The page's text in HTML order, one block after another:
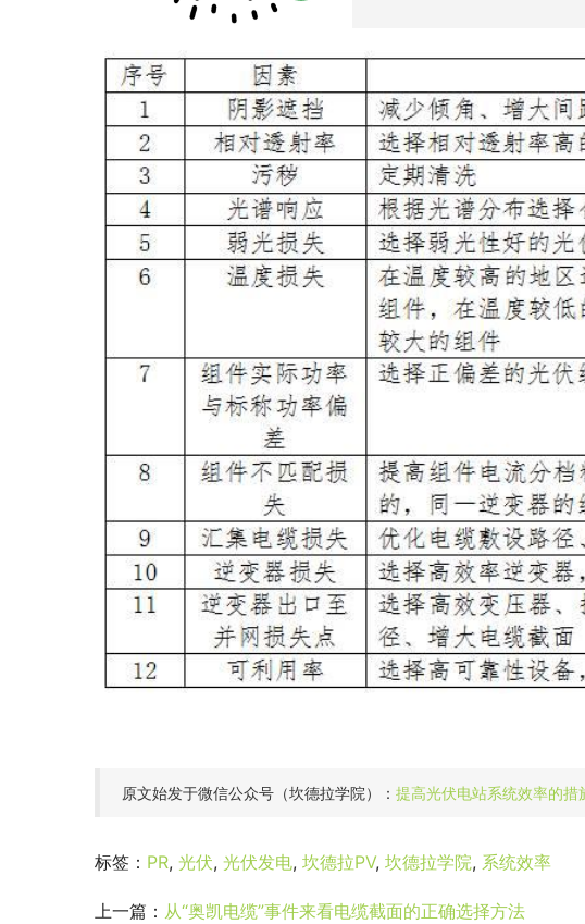
原文始发于微信公众号（坎德拉学院）： 提高光伏电站系统效率的措
标签： PR, 光伏, 光伏发电, 坎德拉PV, 坎德拉学院, 系统效率
上一篇： 从“奥凯电缆”事件来看电缆截面的正确选择方法